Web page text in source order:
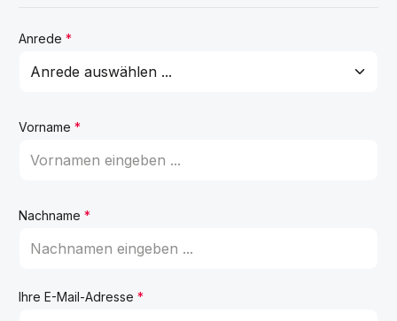
Anrede *
Vorname *
Nachname *
Ihre E-Mail-Adresse *